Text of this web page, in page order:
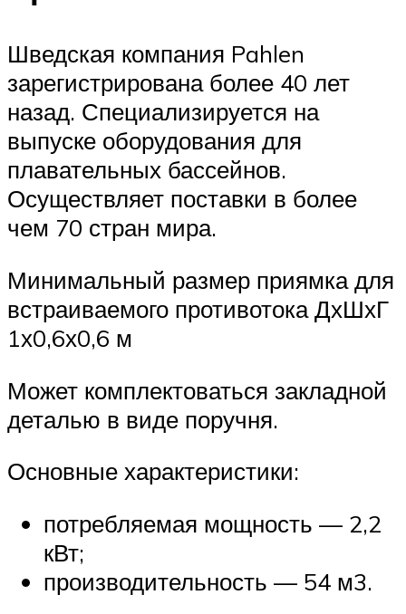
Шведская компания Pahlen
зарегистрирована более 40 лет
назад. Специализируется на
выпуске оборудования для
плавательных бассейнов.
Осуществляет поставки в более
чем 70 стран мира.
Минимальный размер приямка для
встраиваемого противотока ДхШхГ
1х0,6х0,6 м
Может комплектоваться закладной
деталью в виде поручня.
Основные характеристики:
потребляемая мощность — 2,2
кВт;
производительность — 54 м3.